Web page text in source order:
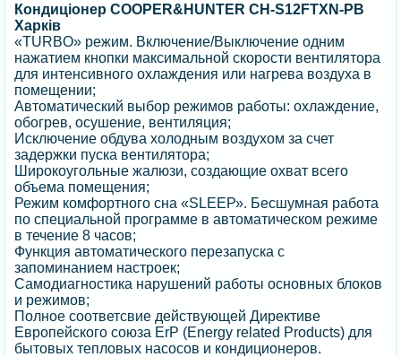
Кондиціонер COOPER&HUNTER CH-S12FTXN-PB
Харків
«TURBO» режим. Включение/Выключение одним
нажатием кнопки максимальной скорости вентилятора
для интенсивного охлаждения или нагрева воздуха в
помещении;
Автоматический выбор режимов работы: охлаждение,
обогрев, осушение, вентиляция;
Исключение обдува холодным воздухом за счет
задержки пуска вентилятора;
Широкоугольные жалюзи, создающие охват всего
объема помещения;
Режим комфортного сна «SLЕЕР». Бесшумная работа
по специальной программе в автоматическом режиме
в течение 8 часов;
Функция автоматического перезапуска с
запоминанием настроек;
Самодиагностика нарушений работы основных блоков
и режимов;
Полное соответсвие действующей Директиве
Европейского союза ErP (Energy related Products) для
бытовых тепловых насосов и кондиционеров.